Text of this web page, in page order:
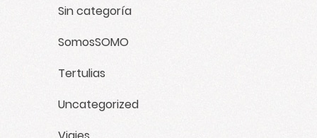
Sin categoría
SomosSOMO
Tertulias
Uncategorized